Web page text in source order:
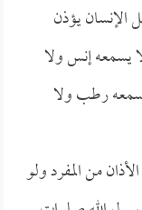
الإنسان يؤذن
يسمعه إنس ولا
رطب ولا
من المفرد ولو